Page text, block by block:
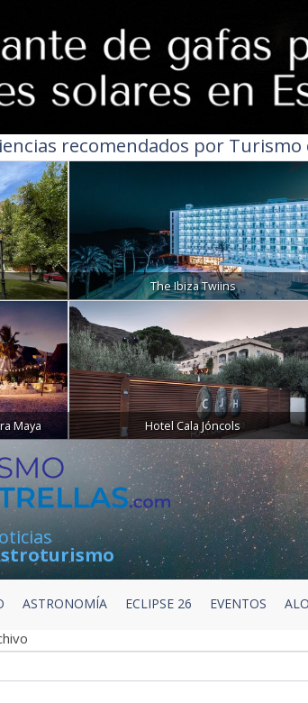
recomendados por Turismo
The Ibiza Twiins
Maya Hotel Cala Jóncols
ASTRONOMÍA ECLIPSE 26 EVENTOS